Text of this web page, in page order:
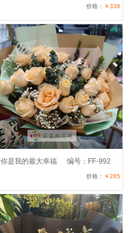
价格： ￥338
你是我的最大幸福 编号：FF-992
价格： ￥285